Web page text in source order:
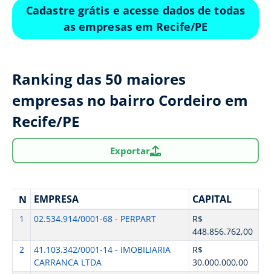
Cadastre grátis e acesse dados de todas
as empresas em Recife/PE
Ranking das 50 maiores
empresas no bairro Cordeiro em
Recife/PE
Exportar
N EMPRESA CAPITAL
1 02.534.914/0001-68 - PERPART
R$
448.856.762,00
2
41.103.342/0001-14 - IMOBILIARIA
CARRANCA LTDA
R$
30.000.000,00